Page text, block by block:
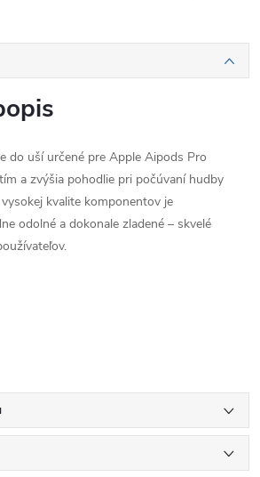
do uší určené pre Apple Aipods Pro
a zvýšia pohodlie pri počúvaní hudby
kvalite komponentov je
odolné a dokonale zladené – skvelé